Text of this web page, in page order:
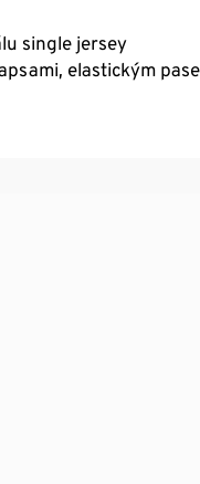
single jersey
elastickým